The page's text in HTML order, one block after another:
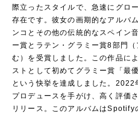
際立ったスタイルで、急速にグロ
存在です。彼女の画期的なアルバ
ンコとその他の伝統的なスペイン
ー賞とラテン・グラミー賞8部門
む）を受賞しました。この作品に
ストとして初めてグラミー賞「最
という快挙を達成しました。2022
プロデュースを手がけ、高く評価
リリース。このアルバムはSpotify